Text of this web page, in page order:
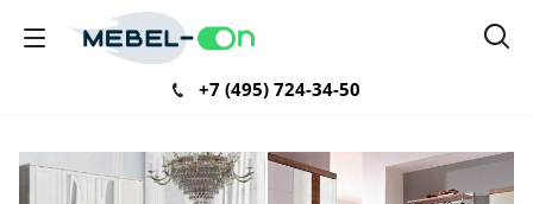
+7 (495) 724-34-50